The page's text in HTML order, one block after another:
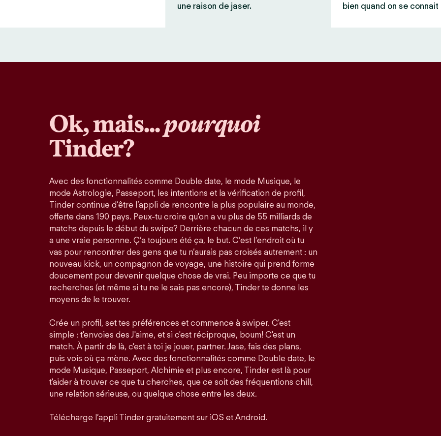
une raison de jaser.
bien quand on se
Ok, mais...pourquoi
Tinder?
Avec des fonctionnalités comme Double date, le mode Musique, le
mode Astrologie, Passeport, les intentions et la vérification de profil,
Tinder continue d’être l’appli de rencontre la plus populaire au monde,
offerte dans 190 pays. Peux-tu croire qu'on a vu plus de 55 milliards de
matchs depuis le début du swipe? Derrière chacun de ces matchs, il y
a une vraie personne. Ç’a toujours été ça, le but. C’est l’endroit où tu
vas pour rencontrer des gens que tu n’aurais pas croisés autrement : un
nouveau kick, un compagnon de voyage, une histoire qui prend forme
doucement pour devenir quelque chose de vrai. Peu importe ce que tu
recherches (et même si tu ne le sais pas encore), Tinder te donne les
moyens de le trouver.
Crée un profil, set tes préférences et commence à swiper. C'est
simple : t'envoies des J'aime, et si c'est réciproque, boum! C'est un
match. À partir de là, c'est à toi je jouer, partner. Jase, fais des plans,
puis vois où ça mène. Avec des fonctionnalités comme Double date, le
mode Musique, Passeport, Alchimie et plus encore, Tinder est là pour
t'aider à trouver ce que tu cherches, que ce soit des fréquentions chill,
une relation sérieuse, ou quelque chose entre les deux.
Télécharge l’appli Tinder gratuitement sur iOS et Android.